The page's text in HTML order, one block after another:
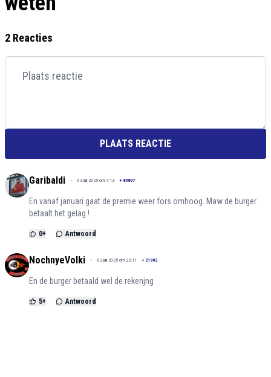
2 Reacties
PLAATS REACTIE
Garibaldi 03 juli 2025 om 7:13 + 80807
En vanaf januari gaat de premie weer fors omhoog. Maw de burger
betaalt het gelag !
0+ Antwoord
NochnyeVolki 02 juli 2025 om 22:11 + 21902
En de burger betaald wel de rekenjng
5+ Antwoord